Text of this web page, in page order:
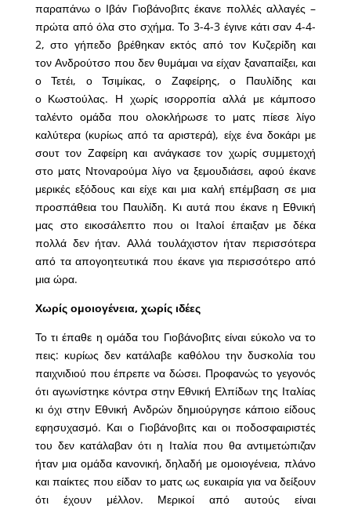
παραπάνω ο Ιβάν Γιοβάνοβιτς έκανε πολλές αλλαγές –
πρώτα από όλα στο σχήμα. Το 3-4-3 έγινε κάτι σαν 4-4-
2, στο γήπεδο βρέθηκαν εκτός από τον Κυζερίδη και
τον Ανδρούτσο που δεν θυμάμαι να είχαν ξαναπαίξει, και
ο Τετέι, ο Τσιμίκας, ο Ζαφείρης, ο Παυλίδης και
ο Κωστούλας. Η χωρίς ισορροπία αλλά με κάμποσο
ταλέντο ομάδα που ολοκλήρωσε το ματς πίεσε λίγο
καλύτερα (κυρίως από τα αριστερά), είχε ένα δοκάρι με
σουτ τον Ζαφείρη και ανάγκασε τον χωρίς συμμετοχή
στο ματς Ντοναρούμα λίγο να ξεμουδιάσει, αφού έκανε
μερικές εξόδους και είχε και μια καλή επέμβαση σε μια
προσπάθεια του Παυλίδη. Κι αυτά που έκανε η Εθνική
μας στο εικοσάλεπτο που οι Ιταλοί έπαιξαν με δέκα
πολλά δεν ήταν. Αλλά τουλάχιστον ήταν περισσότερα
από τα απογοητευτικά που έκανε για περισσότερο από
μια ώρα.
Χωρίς ομοιογένεια, χωρίς ιδέες
Το τι έπαθε η ομάδα του Γιοβάνοβιτς είναι εύκολο να το
πεις: κυρίως δεν κατάλαβε καθόλου την δυσκολία του
παιχνιδιού που έπρεπε να δώσει. Προφανώς το γεγονός
ότι αγωνίστηκε κόντρα στην Εθνική Ελπίδων της Ιταλίας
κι όχι στην Εθνική Ανδρών δημιούργησε κάποιο είδους
εφησυχασμό. Και ο Γιοβάνοβιτς και οι ποδοσφαιριστές
του δεν κατάλαβαν ότι η Ιταλία που θα αντιμετώπιζαν
ήταν μια ομάδα κανονική, δηλαδή με ομοιογένεια, πλάνο
και παίκτες που είδαν το ματς ως ευκαιρία για να δείξουν
ότι έχουν μέλλον. Μερικοί από αυτούς είναι